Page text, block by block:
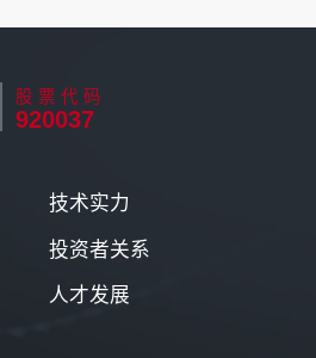
股票代码
920037
技术实力
投资者关系
人才发展